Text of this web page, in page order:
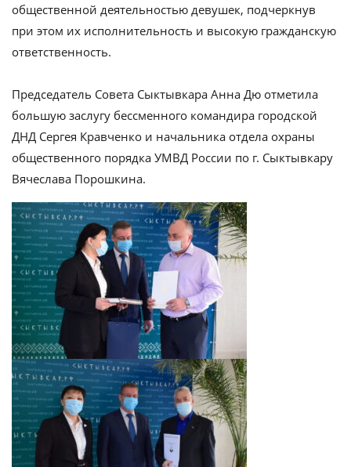
общественной деятельностью девушек, подчеркнув
при этом их исполнительность и высокую гражданскую
ответственность.
Председатель Совета Сыктывкара Анна Дю отметила
большую заслугу бессменного командира городской
ДНД Сергея Кравченко и начальника отдела охраны
общественного порядка УМВД России по г. Сыктывкару
Вячеслава Порошкина.